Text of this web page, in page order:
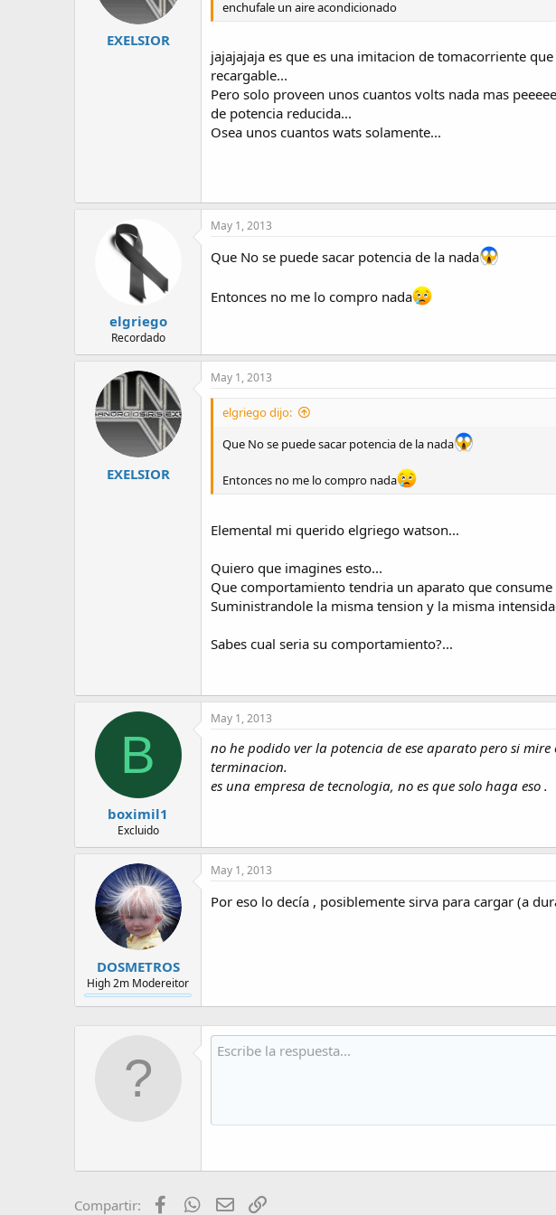
EXELSIOR
enchufale un aire acondicionado
jajajajaja es que es una imitacion de tomacorriente
recargable...
Pero solo proveen unos cuantos volts nada mas
de potencia reducida...
Osea unos cuantos wats solamente...
elgriego
Recordado
May 1, 2013
Que No se puede sacar potencia de la nada
Entonces no me lo compro nada
EXELSIOR
May 1, 2013
elgriego dijo:
Que No se puede sacar potencia de la nada
Entonces no me lo compro nada
Elemental mi querido elgriego watson...
Quiero que imagines esto...
Que comportamiento tendria un aparato que
Suministrandole la misma tension y la misma
Sabes cual seria su comportamiento?...
B
boximil1
Excluido
May 1, 2013
no he podido ver la potencia de ese aparato pero si
terminacion.
es una empresa de tecnologia, no es que solo haga eso .
DOSMETROS
High 2m Modereitor
May 1, 2013
Por eso lo decía , posiblemente sirva para cargar (a
Compartir: FacebookWhatsApp
Email